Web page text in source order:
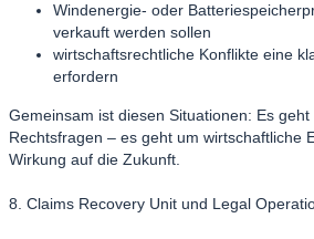
Windenergie- oder
verkauft werden sollen
wirtschaftsrechtliche Konflikte eine
erfordern
Gemeinsam ist diesen Situationen: Es
Rechtsfragen – es geht um wirtschaftliche
Wirkung auf die Zukunft.
8. Claims Recovery Unit und Legal